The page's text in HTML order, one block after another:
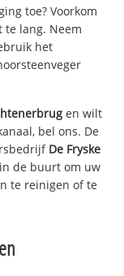
toe? Voorkom
te lang. Neem
het
en wilt
bel ons. De
De Fryske
de buurt om uw
te reinigen of te